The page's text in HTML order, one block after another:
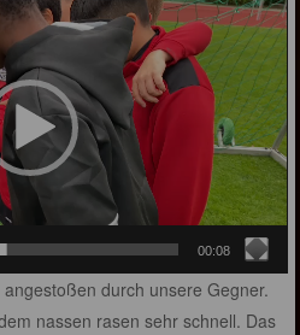
00:08
durch unsere Gegner.
nassen rasen sehr schnell. Das